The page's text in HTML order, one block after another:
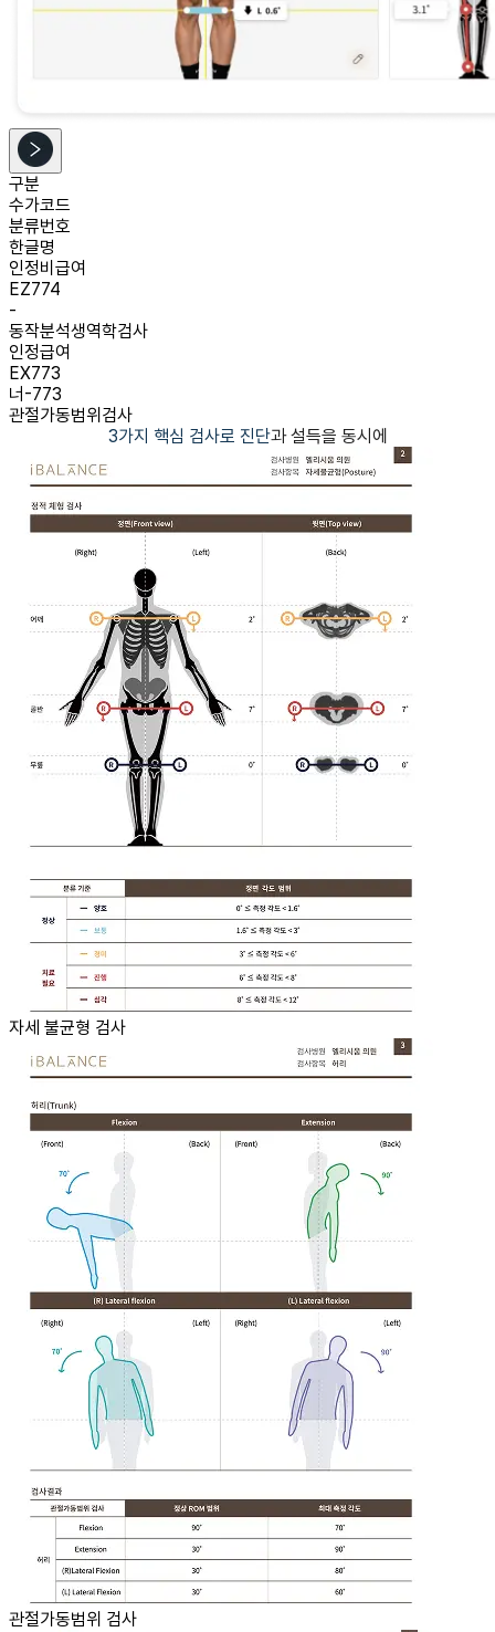
구분
수가코드
분류번호
한글명
인정비급여
EZ774
-
동작분석생역학검사
인정급여
EX773
너-773
관절가동범위검사
3가지 핵심 검사로 진단과 설득을 동시에
자세 불균형 검사
관절가동범위 검사